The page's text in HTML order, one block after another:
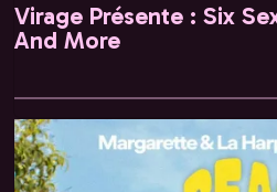
Virage Présente : Six
And More